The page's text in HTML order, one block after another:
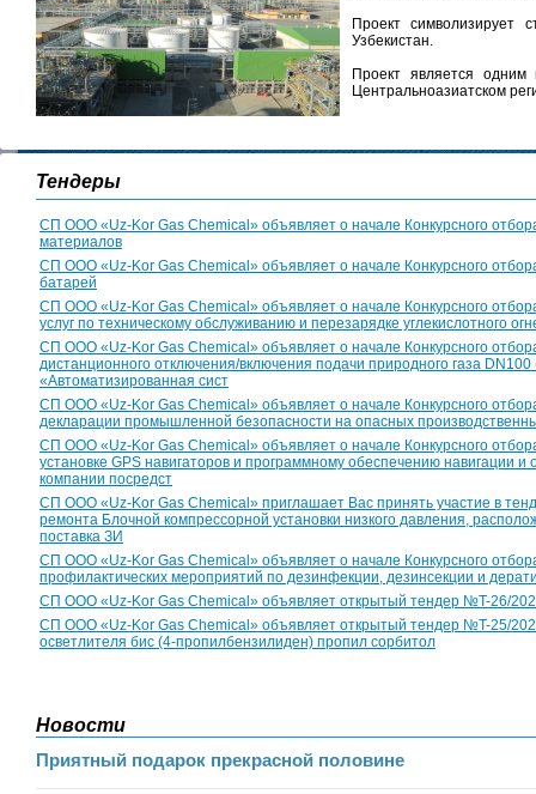
Проект символизирует
Узбекистан.
Проект является
Центральноазиатском
Тендеры
СП ООО «Uz-Kor Gas Chemical» объявляет о начале Конкурсного
материалов
СП ООО «Uz-Kor Gas Chemical» объявляет о начале Конкурсного
батарей
СП ООО «Uz-Kor Gas Chemical» объявляет о начале Конкурсного
услуг по техническому обслуживанию и перезарядке углекислотного
СП ООО «Uz-Kor Gas Chemical» объявляет о начале Конкурсного
дистанционного отключения/включения подачи природного газа
«Автоматизированная сист
СП ООО «Uz-Kor Gas Chemical» объявляет о начале Конкурсного
декларации промышленной безопасности на опасных
СП ООО «Uz-Kor Gas Chemical» объявляет о начале Конкурсного
установке GPS навигаторов и программному обеспечению навигации
компании посредст
CП ООО «Uz-Kor Gas Chemical» приглашает Вас принять участие в
ремонта Блочной компрессорной установки низкого давления,
поставка ЗИ
СП ООО «Uz-Kor Gas Chemical» объявляет о начале Конкурсного
профилактических мероприятий по дезинфекции, дезинсекции и
CП ООО «Uz-Kor Gas Chemical» объявляет открытый тендер №T-26/
CП ООО «Uz-Kor Gas Chemical» объявляет открытый тендер №T-25/
осветлителя бис (4-пропилбензилиден) пропил сорбитол
Новости
Приятный подарок прекрасной половине